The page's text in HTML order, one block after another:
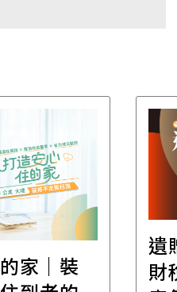
家｜裝
遺
財